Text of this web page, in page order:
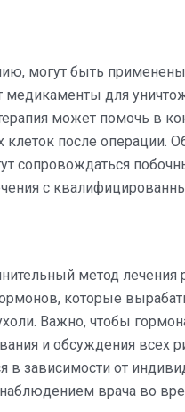
могут быть применены
медикаменты для
может помочь в
после операции.
сопровождаться
с
метод лечения
которые
Важно, чтобы
и обсуждения всех
в зависимости от
врача во